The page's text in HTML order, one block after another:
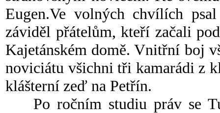
Eugen.Ve volných chvílích
záviděl přátelům, kteří začali
Kajetánském domě. Vnitřní boj
noviciátu všichni tři kamarádi z
klášterní zeď na Petřín.
Po ročním studiu práv se